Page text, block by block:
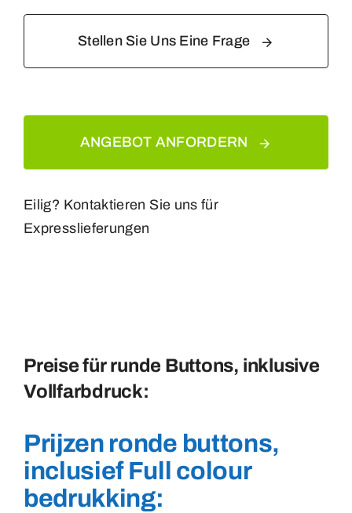
Stellen Sie Uns Eine Frage
ANGEBOT ANFORDERN
Eilig? Kontaktieren Sie uns für
Expresslieferungen
Preise für runde Buttons, inklusive
Vollfarbdruck:
Prijzen ronde buttons,
inclusief Full colour
bedrukking: